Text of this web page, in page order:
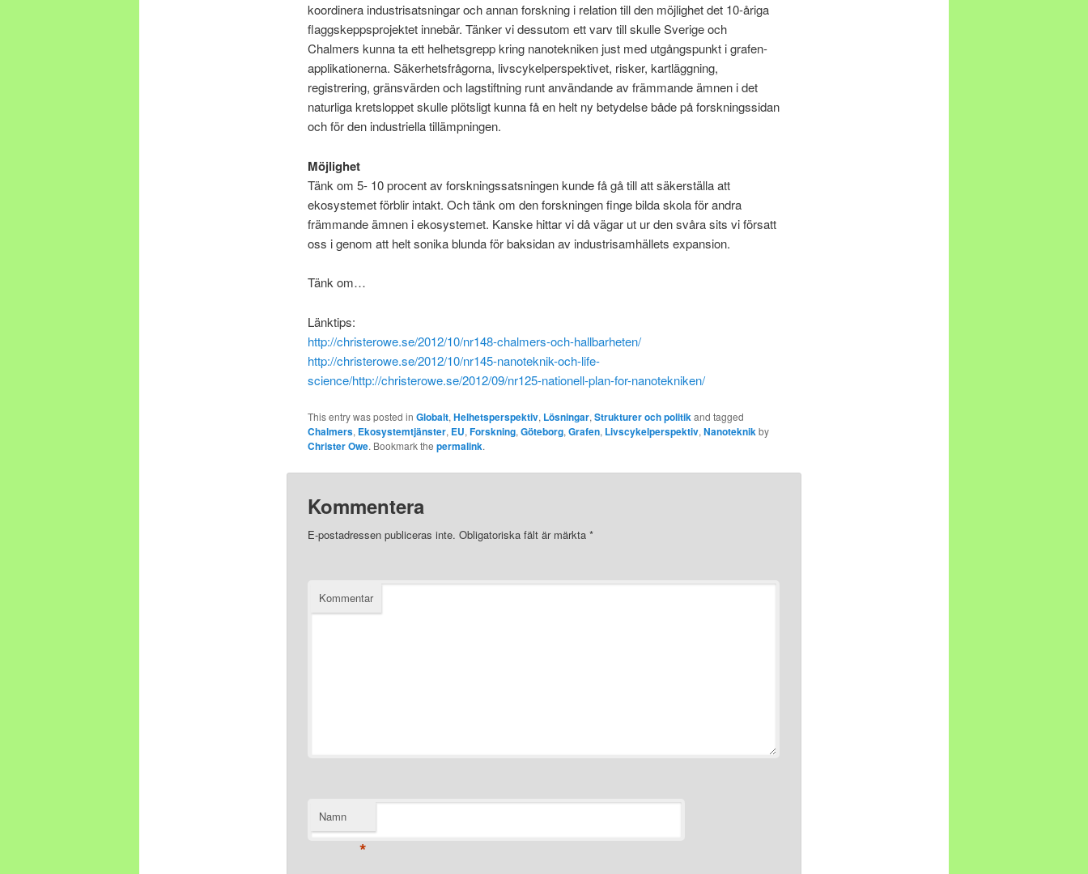
koordinera industrisatsningar och annan forskning i relation till den möjlighet det 10-åriga
flaggskeppsprojektet innebär. Tänker vi dessutom ett varv till skulle Sverige och
Chalmers kunna ta ett helhetsgrepp kring nanotekniken just med utgångspunkt i grafen-
applikationerna. Säkerhetsfrågorna, livscykelperspektivet, risker, kartläggning,
registrering, gränsvärden och lagstiftning runt användande av främmande ämnen i det
naturliga kretsloppet skulle plötsligt kunna få en helt ny betydelse både på forskningssidan
och för den industriella tillämpningen.
Möjlighet
Tänk om 5- 10 procent av forskningssatsningen kunde få gå till att säkerställa att
ekosystemet förblir intakt. Och tänk om den forskningen finge bilda skola för andra
främmande ämnen i ekosystemet. Kanske hittar vi då vägar ut ur den svåra sits vi försatt
oss i genom att helt sonika blunda för baksidan av industrisamhällets expansion.
Tänk om…
Länktips:
http://christerowe.se/2012/10/nr148-chalmers-och-hallbarheten/
http://christerowe.se/2012/10/nr145-nanoteknik-och-life-
science/http://christerowe.se/2012/09/nr125-nationell-plan-for-nanotekniken/
This entry was posted in Globalt, Helhetsperspektiv, Lösningar, Strukturer och politikand tagged
Chalmers, Ekosystemtjänster, EU, Forskning, Göteborg, Grafen, Livscykelperspektiv, Nanoteknikby
Christer Owe. Bookmark the permalink.
Kommentera
E-postadressen publiceras inte. Obligatoriska fält är märkta *
Kommentar
Namn
*